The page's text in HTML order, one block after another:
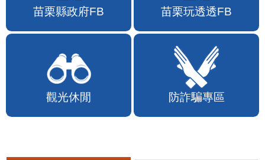
苗栗縣政府FB 苗栗玩透透FB
觀光休閒 防詐騙專區